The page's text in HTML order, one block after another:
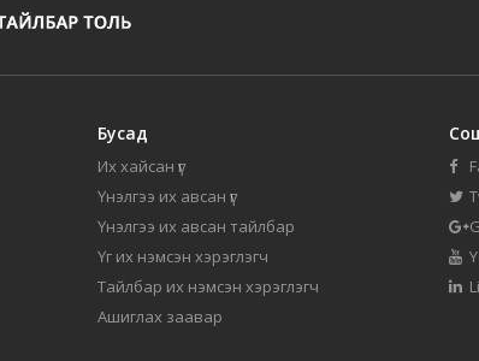
Бусад
Их хайсан үг
Үнэлгээ их авсан үг
Үнэлгээ их авсан тайлбар
Үг их нэмсэн хэрэглэгч
Тайлбар их нэмсэн хэрэглэгч
Ашиглах заавар